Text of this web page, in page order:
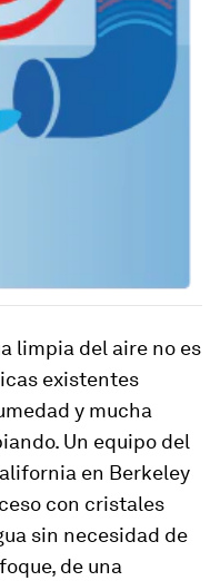
limpia del aire no es
existentes
y mucha
Un equipo del
en Berkeley
con cristales
sin necesidad de
de una